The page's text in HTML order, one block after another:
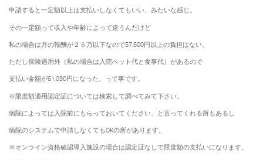
申請すると一定額以上は支払いしなくてもいい、みたいな感じ。
その一定額って収入や年齢によって違うんだけど
私の場合は月の報酬が２６万以下なので57,600円以上の負担はない。
ただし保険適用外（私の場合は入院ベット代と食事代）があるので
支払い金額が61,090円になった、って事です。
※限度額適用認定証については検索して調べてみて下さい。
病院によっては入院前にもらっておいてください、と言ってくれる所もあるし
病院のシステムで申請しなくてもOKの所があります。
※オンライン資格確認導入施設の場合は認定証なしで限度額の支払いになります。